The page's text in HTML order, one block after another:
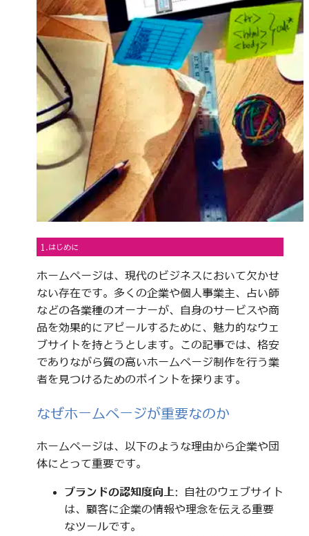
1.はじめに
ホームページは、現代のビジネスにおいて欠かせ
ない存在です。多くの企業や個人事業主、占い師
などの各業種のオーナーが、自身のサービスや商
品を効果的にアピールするために、魅力的なウェ
ブサイトを持とうとします。この記事では、格安
でありながら質の高いホームページ制作を行う業
者を見つけるためのポイントを探ります。
なぜホームページが重要なのか
ホームページは、以下のような理由から企業や団
体にとって重要です。
ブランドの認知度向上: 自社のウェブサイト
は、顧客に企業の情報や理念を伝える重要
なツールです。